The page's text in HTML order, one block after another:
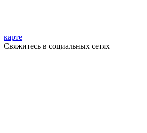
карте
Свяжитесь в социальных сетях